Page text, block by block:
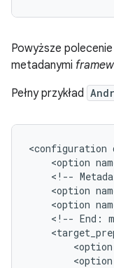
Powyższe
metadanymi
Pełny przykład
<configuration
<option
<!--
<option
<option
<!-- End:
<option
<option